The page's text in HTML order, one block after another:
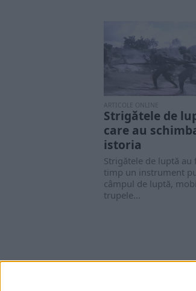
ARTICOLE ONLINE
Strigătele de
care au
istoria
Strigătele de luptă
timp un instrument
câmpul de luptă,
trupele...